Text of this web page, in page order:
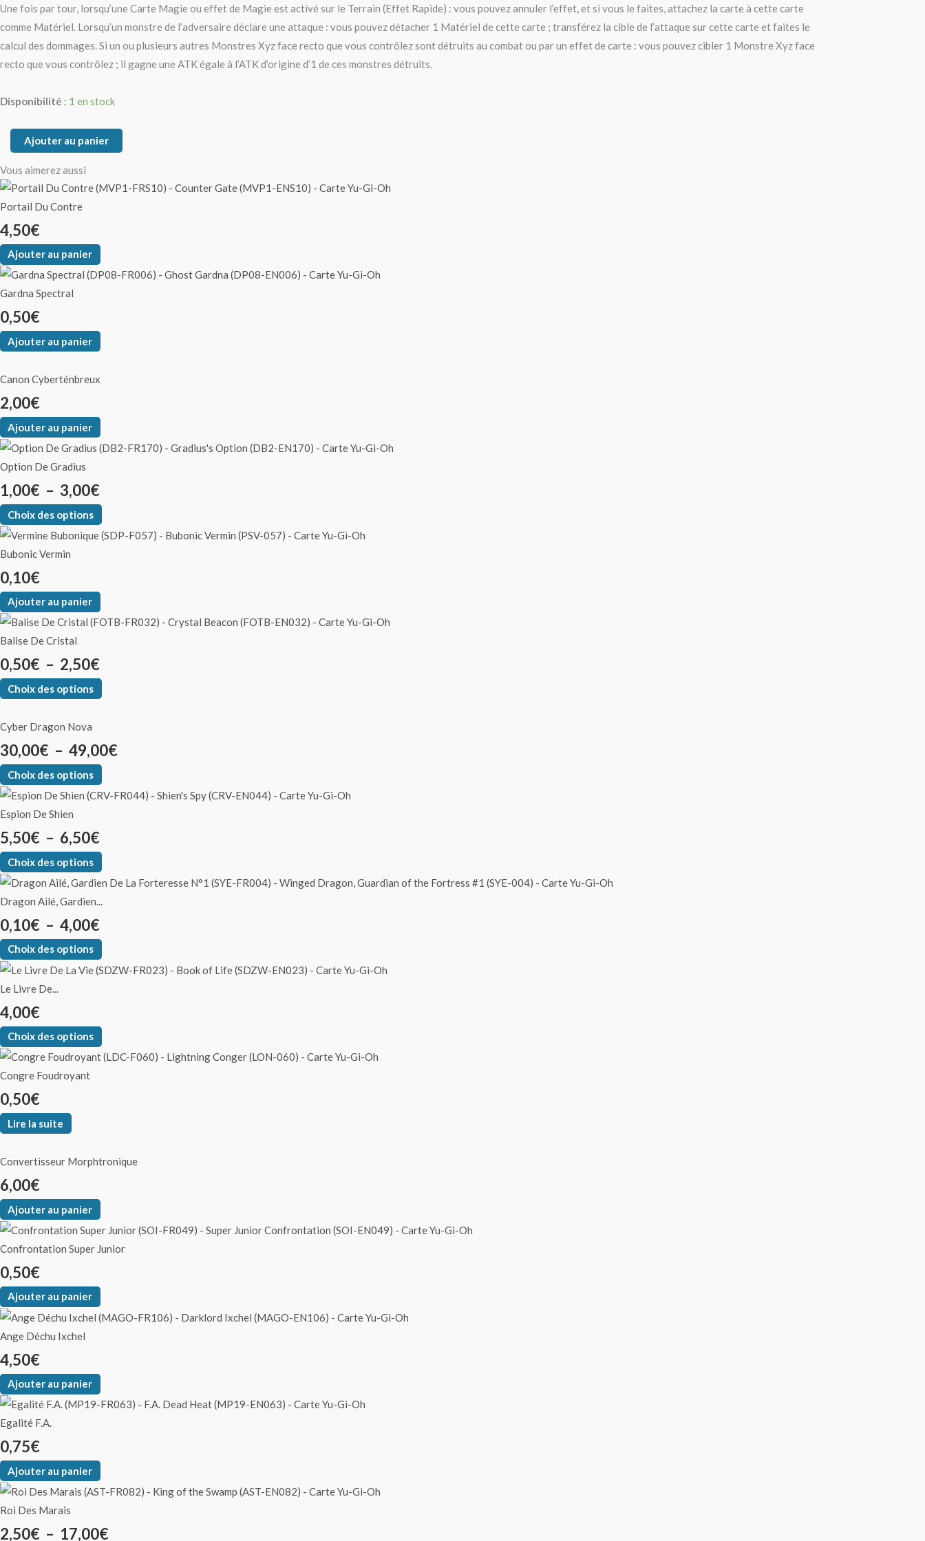
Une fois par tour, lorsqu’une Carte Magie ou effet de Magie est activé sur le Terrain (Effet Rapide) : vous pouvez annuler l’effet, et si vous le faites, attachez la carte à cette carte
comme Matériel. Lorsqu’un monstre de l’adversaire déclare une attaque : vous pouvez détacher 1 Matériel de cette carte ; transférez la cible de l’attaque sur cette carte et faites le
calcul des dommages. Si un ou plusieurs autres Monstres Xyz face recto que vous contrôlez sont détruits au combat ou par un effet de carte : vous pouvez cibler 1 Monstre Xyz face
recto que vous contrôlez ; il gagne une ATK égale à l’ATK d’origine d’1 de ces monstres détruits.
Disponibilité : 1 en stock
Ajouter au panier
Vous aimerez aussi
Portail Du Contre
4,50€
Ajouter au panier
Gardna Spectral
0,50€
Ajouter au panier
Canon Cyberténbreux
2,00€
Ajouter au panier
Option De Gradius
1,00€ – 3,00€
Choix des options
Bubonic Vermin
0,10€
Ajouter au panier
Balise De Cristal
0,50€ – 2,50€
Choix des options
Cyber Dragon Nova
30,00€ – 49,00€
Choix des options
Espion De Shien
5,50€ – 6,50€
Choix des options
Dragon Ailé, Gardien...
0,10€ – 4,00€
Choix des options
Le Livre De...
4,00€
Choix des options
Congre Foudroyant
0,50€
Lire la suite
Convertisseur Morphtronique
6,00€
Ajouter au panier
Confrontation Super Junior
0,50€
Ajouter au panier
Ange Déchu Ixchel
4,50€
Ajouter au panier
Egalité F.A.
0,75€
Ajouter au panier
Roi Des Marais
2,50€ – 17,00€